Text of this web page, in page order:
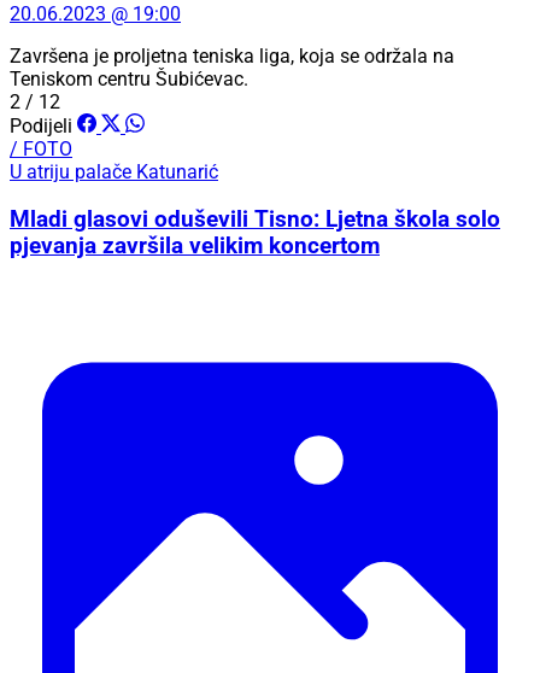
20.06.2023 @ 19:00
Završena je proljetna teniska liga, koja se održala na
Teniskom centru Šubićevac.
2 / 12
Podijeli
/ FOTO
U atriju palače Katunarić
Mladi glasovi oduševili Tisno: Ljetna škola solo
pjevanja završila velikim koncertom